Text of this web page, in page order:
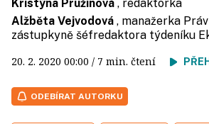
Kristýna Pružinová , redaktorka
Alžběta Vejvodová , manažerka
zástupkyně šéfredaktora týdeníku
20. 2. 2020 00:00 / 7 min. čtení
ODEBÍRAT AUTORKU